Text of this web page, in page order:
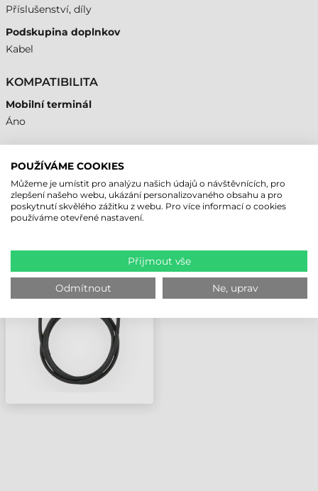
Příslušenství, díly
Podskupina doplnkov
Kabel
KOMPATIBILITA
Mobilní terminál
Áno
NAPOSLEDY PROHLÍŽENÉ PRODUKTY
1 M, PA768
POUŽÍVÁME COOKIES
Můžeme je umístit pro analýzu našich údajů o návštěvnících, pro
zlepšení našeho webu, ukázání personalizovaného obsahu a pro
poskytnutí skvělého zážitku z webu. Pro více informací o cookies
používáme otevřené nastavení.
Přijmout vše
Odmítnout Ne, uprav